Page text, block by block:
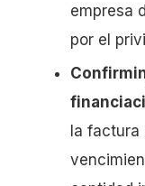
empresa
por el
la factura